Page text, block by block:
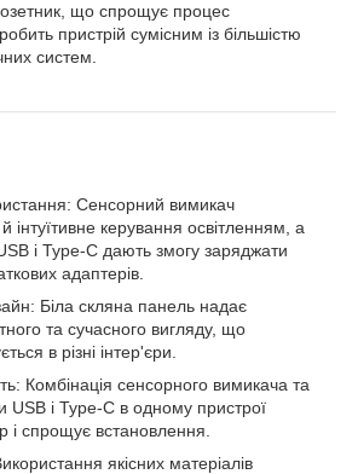
що спрощує процес
пристрій сумісним із більшістю
систем.
Сенсорний вимикач
інтуїтивне керування освітленням, а
і Type-C дають змогу заряджати
адаптерів.
Біла скляна панель надає
та сучасного вигляду, що
в різні інтер'єри.
Комбінація сенсорного вимикача та
USB і Type-C в одному пристрої
і спрощує встановлення.
якісних матеріалів